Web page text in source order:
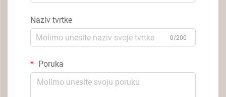
Naziv tvrtke
0/200
Poruka